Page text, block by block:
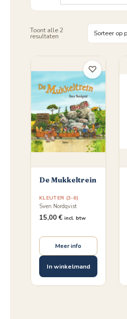
Toont alle 2
resultaten
De Mukkeltrein
KLEUTER (3-6)
Sven Nordqvist
15,00 € incl. btw
Meer info
In winkelmand
♡